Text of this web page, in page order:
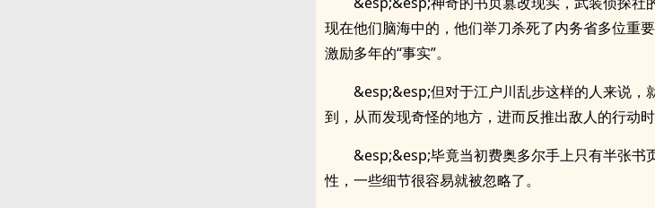
现在他们脑海中的，他们举刀杀死了内务省多位重
激励多年的“事实”。
&esp;&esp;但对于江户川乱步这样的人来说，
到，从而发现奇怪的地方，进而反推出敌人的行动时
&esp;&esp;毕竟当初费奥多尔手上只有半张书
性，一些细节很容易就被忽略了。